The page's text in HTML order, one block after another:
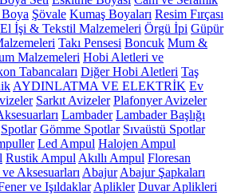
Şövale Kumaş Boyaları Resim Fırçası
El İşi & Tekstil Malzemeleri Örgü İpi Güpür
Takı Pensesi Boncuk Mum &
Malzemeleri Hobi Aletleri ve
Tabancaları Diğer Hobi Aletleri Taş
AYDINLATMA VE ELEKTRİK Ev
Sarkıt Avizeler Plafonyer Avizeler
Lambader Lambader Başlığı
Spotlar Gömme Spotlar Sıvaüstü Spotlar
Led Ampul Halojen Ampul
Rustik Ampul Akıllı Ampul Floresan
Aksesuarları Abajur Abajur Şapkaları
ve Işıldaklar Aplikler Duvar Aplikleri